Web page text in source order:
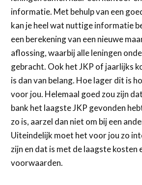
informatie. Met behulp van een
kan je heel wat nuttige informatie
een berekening van een nieuwe
aflossing, waarbij alle leningen
gebracht. Ook het JKP of jaarlijks
is dan van belang. Hoe lager dit is
voor jou. Helemaal goed zou zijn
bank het laagste JKP gevonden
zo is, aarzel dan niet om bij een
Uiteindelijk moet het voor jou zo
zijn en dat is met de laagste kosten
voorwaarden.